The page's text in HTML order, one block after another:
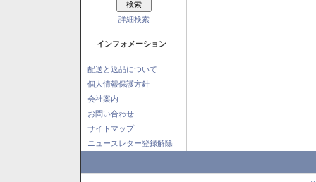
詳細検索
インフォメーション
配送と返品について
個人情報保護方針
会社案内
お問い合わせ
サイトマップ
ニュースレター登録解除